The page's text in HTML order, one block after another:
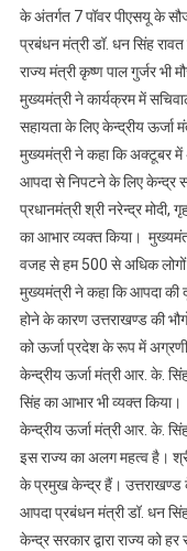
के अंतर्गत 7 पॉवर पीएसयू के
प्रबंधन मंत्री डॉ. धन सिंह
राज्य मंत्री कृष्ण पाल गुर्जर भी
मुख्यमंत्री ने कार्यक्रम में
सहायता के लिए केन्द्रीय ऊर्जा
मुख्यमंत्री ने कहा कि अक्टूबर
आपदा से निपटने के लिए केन्द्र
प्रधानमंत्री श्री नरेन्द्र मोदी,
का आभार व्यक्त किया।
वजह से हम 500 से अधिक लोगों
मुख्यमंत्री ने कहा कि आपदा की
होने के कारण उत्तराखण्ड की
को ऊर्जा प्रदेश के रूप में
केन्द्रीय ऊर्जा मंत्री आर. के.
सिंह का आभार भी व्यक्त किया।
केन्द्रीय ऊर्जा मंत्री आर. के.
इस राज्य का अलग महत्व है।
के प्रमुख केन्द्र हैं। उत्तराखण्ड
आपदा प्रबंधन मंत्री डॉ. धन
केन्द्र सरकार द्वारा राज्य को